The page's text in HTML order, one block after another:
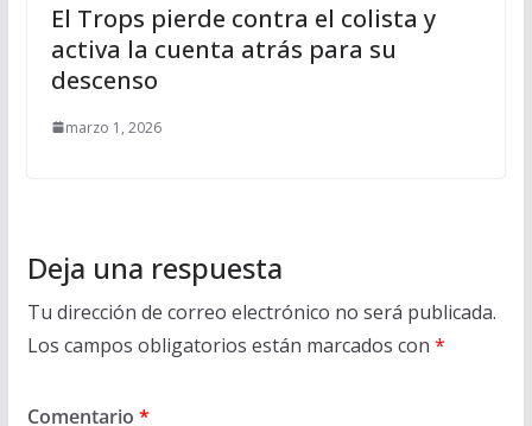
El Trops pierde contra el colista y
activa la cuenta atrás para su
descenso
marzo 1, 2026
Deja una respuesta
Tu dirección de correo electrónico no será publicada.
Los campos obligatorios están marcados con *
Comentario *